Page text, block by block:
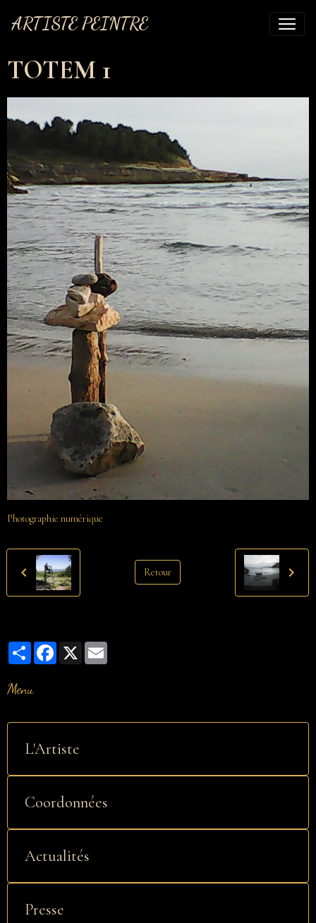
ARTISTE PEINTRE
TOTEM 1
Photographie numérique
Retour
PartagerFacebook
X
Menu
L'Artiste
Coordonnées
Actualités
Presse